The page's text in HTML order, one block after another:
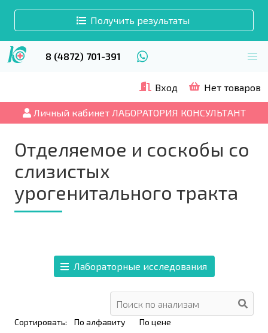
Получить результаты
8 (4872) 701-391
Вход Нет товаров
Личный кабинет ЛАБОРАТОРИЯ КОНСУЛЬТАНТ
Отделяемое и соскобы со
слизистых
урогенитального тракта
Лабораторные исследования
Сортировать: По алфавиту По цене